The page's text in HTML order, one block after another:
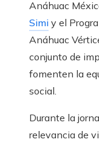
Anáhuac
Simi y el
Anáhuac
conjunto de
fomenten la
social.
Durante la
relevancia de